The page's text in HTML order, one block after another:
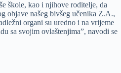
škole, kao i njihove roditelje, da
objave našeg bivšeg učenika Z.A.,
organi su uredno i na vrijeme
sa svojim ovlaštenjima”, navodi se